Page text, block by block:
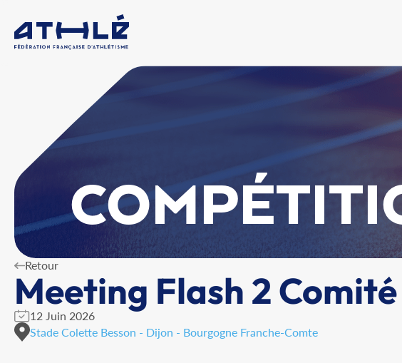
Retour
Meeting Flash 2 Comité
12 Juin 2026
Stade Colette Besson - Dijon - Bourgogne Franche-Comte